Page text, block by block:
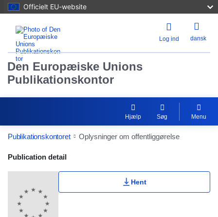
Officielt EU-website
Log ind dansk
Den Europæiske Unions
Publikationskontor
Hjælp Søg Menu
Publikationskontoret Oplysninger om offentliggørelse
Publication Detail Actions Portlet
Publication detail
Hent